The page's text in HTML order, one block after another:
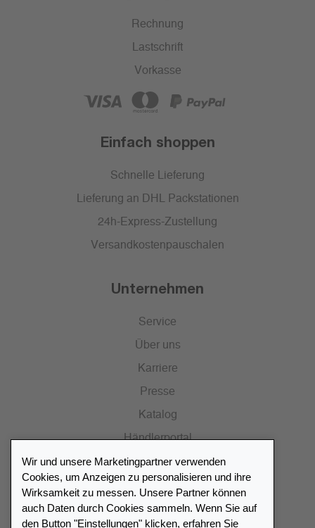
Rechnung
Lastschrift
Vorkasse
Einfach shoppen
Schnelle Lieferung
Lieferung an DHL Packstationen
24h-Express-Zustellung
Versandkostenpauschalen
Unternehmen
Service
Über uns
Karriere
Presse
Katalog
Händlerportal
Händlerverzeichnis
Wir und unsere Marketingpartner verwenden
Cookies, um Anzeigen zu personalisieren und ihre
Wirksamkeit zu messen. Unsere Partner können
auch Daten durch Cookies sammeln. Wenn Sie auf
den Button "Einstellungen" klicken, erfahren Sie